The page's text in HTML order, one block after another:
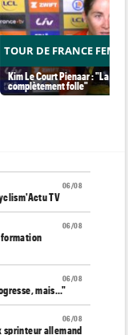
TOUR DE FRANCE
Kim Le Court Pienaar : "La
complètement folle"
06/08
TV
06/08
06/08
mais…"
06/08
sprinteur allemand